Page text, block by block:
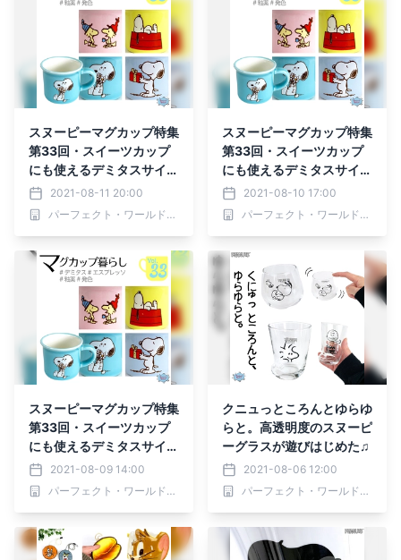
スヌーピーマグカップ特集
第33回・スイーツカップ
にも使えるデミタスサイズ
のマグカップ
2021-08-11 20:00
パーフェクト・ワールド株式会社
スヌーピーマグカップ特集
第33回・スイーツカップ
にも使えるデミタスサイズ
のマグカップ
2021-08-10 17:00
パーフェクト・ワールド株式会社
スヌーピーマグカップ特集
第33回・スイーツカップ
にも使えるデミタスサイズ
のマグカップ
2021-08-09 14:00
パーフェクト・ワールド株式会社
クニュっところんとゆらゆ
らと。高透明度のスヌーピ
ーグラスが遊びはじめた♫
2021-08-06 12:00
パーフェクト・ワールド株式会社